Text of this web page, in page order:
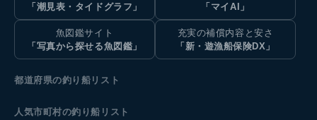
「潮見表・タイドグラフ」
「マイAI」
魚図鑑サイト
「写真から探せる魚図鑑」
充実の補償内容と安さ
「新・遊漁船保険DX」
都道府県の釣り船リスト
人気市町村の釣り船リスト